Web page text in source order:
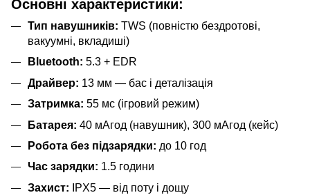
Основні характеристики:
Тип навушників: TWS (повністю бездротові,
вакуумні, вкладиші)
Bluetooth: 5.3 + EDR
Драйвер: 13 мм — бас і деталізація
Затримка: 55 мс (ігровий режим)
Батарея: 40 мАгод (навушник), 300 мАгод (кейс)
Робота без підзарядки: до 10 год
Час зарядки: 1.5 години
Захист: IPX5 — від поту і дощу